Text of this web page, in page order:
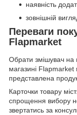
наявність
зовнішній
Переваги
Flapmarket
Обрати змішувач на
магазині Flapmarket
представлена
Карточки товару
спрощення вибору
звертатись за